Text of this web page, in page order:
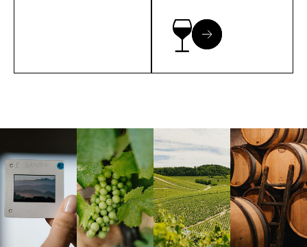
Langa, 1977 Borgogna,
Francia
Borgogna,
Francia
Instagram